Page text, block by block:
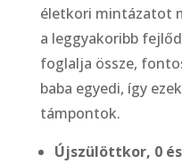
életkori mintázatot
a leggyakoribb
foglalja össze,
baba egyedi, így
támpontok.
Újszülöttkor, 0